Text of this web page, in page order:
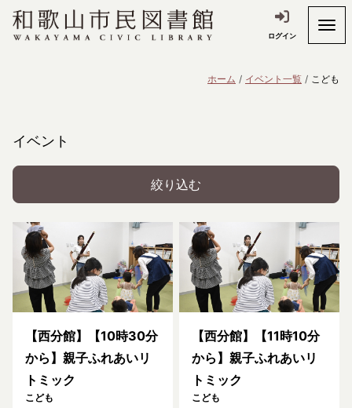
ログイン
ホーム イベント一覧 こども
イベント
絞り込む
【西分館】【10時30分
から】親子ふれあいリ
トミック
こども
【西分館】【11時10分
から】親子ふれあいリ
トミック
こども